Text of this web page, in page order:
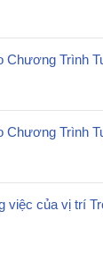
Chương Trình
Chương Trình
việc của vị trí